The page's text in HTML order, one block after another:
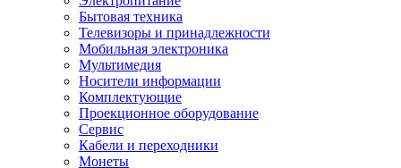
Бытовая техника
Телевизоры и принадлежности
Мобильная электроника
Мультимедия
Носители информации
Комплектующие
Проекционное оборудование
Сервис
Кабели и переходники
Монеты